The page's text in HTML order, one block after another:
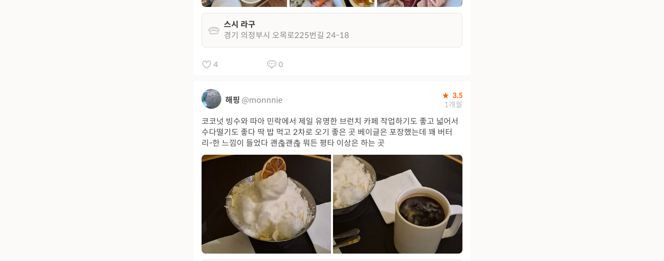
스시 라구
경기 의정부시 오목로225번길 24-18
4 0
해핑 @monnnie 3.5
1개월
코코넛 빙수와 따아 민락에서 제일 유명한 브런치 카페 작업하기도 좋고 넓어서
수다떨기도 좋다 딱 밥 먹고 2차로 오기 좋은 곳 베이글은 포장했는데 꽤 버터
리-한 느낌이 들었다 괜춚괜춚 뭐든 평타 이상은 하는 곳